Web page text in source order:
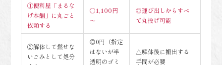
①便利屋「まるな
げ本舗」に丸ごと
依頼する
〇1 ,100円
～
◎運び出しからすべ
て丸投げ可能
②解体して燃せな
いごみとして処分
◎0円（指定
はないが半
透明のゴミ
△解体後に搬出する
手間が必要